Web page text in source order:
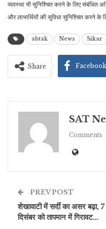
व्यवस्था भी सुनिश्चित करने के लिए संबंधित
और लाभार्थियों की सुविधा सुनिश्चित करने के
abtak News Sikar
Share Facebook
SAT
Comments
PREV POST
शेखावाटी में सर्दी का असर बढ़ा, 7
दिसंबर को तापमान में गिरावट…